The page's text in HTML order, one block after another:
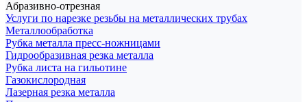
Абразивно-отрезная
Услуги по нарезке резьбы на металлических трубах
Металлообработка
Рубка металла пресс-ножницами
Гидрообразивная резка металла
Рубка листа на гильотине
Газокислородная
Лазерная резка металла